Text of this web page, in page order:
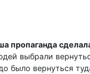
выбрали
было вернуться